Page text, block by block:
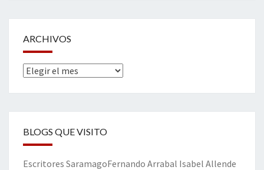
ARCHIVOS
Archivos
BLOGS QUE VISITO
Escritores SaramagoFernando Arrabal Isabel Allende